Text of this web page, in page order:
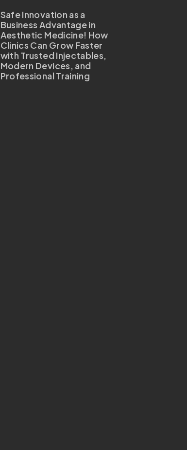
Safe Innovation as a
Business Advantage in
Aesthetic Medicine! How
Clinics Can Grow Faster
with Trusted Injectables,
Modern Devices, and
Professional Training